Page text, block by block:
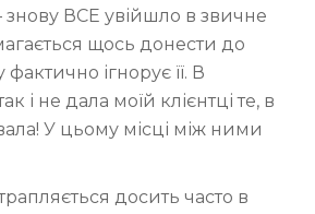
знову ВСЕ увійшло в звичне
щось донести до
фактично ігнорує її. В
і не дала моїй клієнтці те, в
У цьому місці між ними
досить часто в